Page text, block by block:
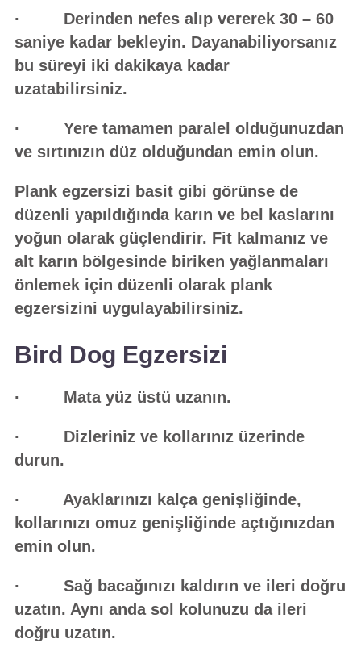
· Derinden nefes alıp vererek 30 – 60
saniye kadar bekleyin. Dayanabiliyorsanız
bu süreyi iki dakikaya kadar
uzatabilirsiniz.
· Yere tamamen paralel olduğunuzdan
ve sırtınızın düz olduğundan emin olun.
Plank egzersizi basit gibi görünse de
düzenli yapıldığında karın ve bel kaslarını
yoğun olarak güçlendirir. Fit kalmanız ve
alt karın bölgesinde biriken yağlanmaları
önlemek için düzenli olarak plank
egzersizini uygulayabilirsiniz.
Bird Dog Egzersizi
· Mata yüz üstü uzanın.
· Dizleriniz ve kollarınız üzerinde
durun.
· Ayaklarınızı kalça genişliğinde,
kollarınızı omuz genişliğinde açtığınızdan
emin olun.
· Sağ bacağınızı kaldırın ve ileri doğru
uzatın. Aynı anda sol kolunuzu da ileri
doğru uzatın.